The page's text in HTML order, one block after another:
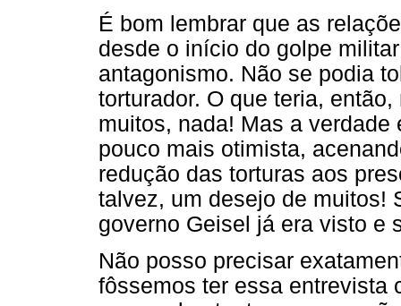
É bom lembrar que as
desde o início do golpe
antagonismo. Não se podia
torturador. O que teria,
muitos, nada! Mas a
pouco mais otimista,
redução das torturas aos
talvez, um desejo de muitos!
governo Geisel já era visto e
Não posso precisar
fôssemos ter essa entrevista